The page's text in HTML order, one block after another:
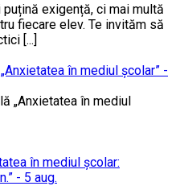
exigență, ci mai multă
fiecare elev. Te invităm să
[...]
în mediul școlar” -
în mediul școlar:
- 5 aug.